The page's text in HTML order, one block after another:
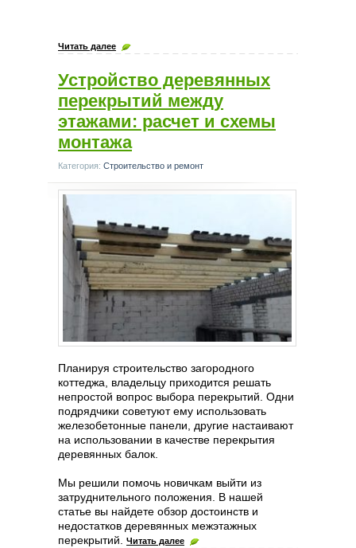
Читать далее
Устройство деревянных
перекрытий между
этажами: расчет и схемы
монтажа
Категория: Строительство и ремонт
Планируя строительство загородного
коттеджа, владельцу приходится решать
непростой вопрос выбора перекрытий. Одни
подрядчики советуют ему использовать
железобетонные панели, другие настаивают
на использовании в качестве перекрытия
деревянных балок.
Мы решили помочь новичкам выйти из
затруднительного положения. В нашей
статье вы найдете обзор достоинств и
недостатков деревянных межэтажных
перекрытий. Читать далее